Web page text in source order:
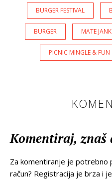
BURGER FESTIVAL
BURGER MATE
PICNIC MINGLE & FUN
Komentiraj, znaš
Za komentiranje je potrebno
račun? Registracija je brza i